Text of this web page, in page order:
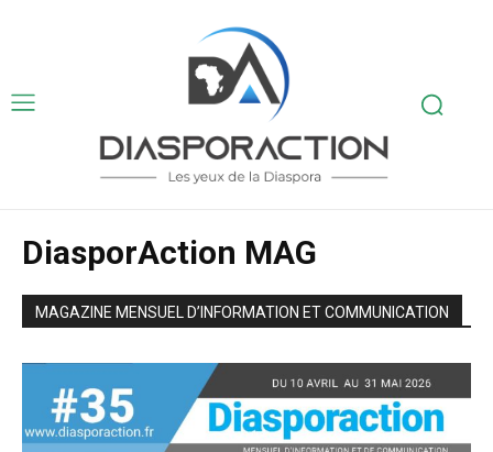
DiasporAction MAG
MAGAZINE MENSUEL D’INFORMATION ET COMMUNICATION